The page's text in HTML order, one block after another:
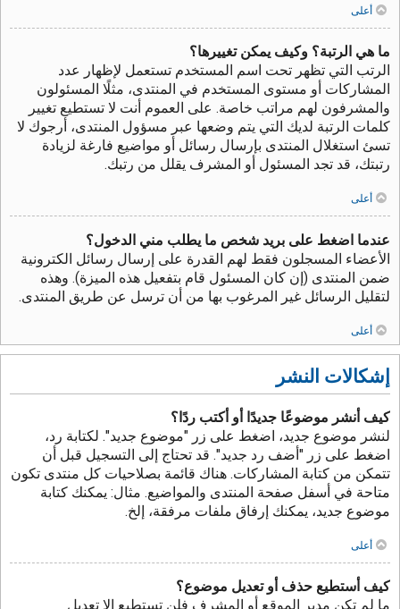
أعلى
ما هي الرتبة؟ وكيف يمكن تغييرها؟
الرتب التي تظهر تحت اسم المستخدم تستعمل لإظهار عدد
المشاركات أو مستوى المستخدم في المنتدى، مثلًا المسئولون
والمشرفون لهم مراتب خاصة. على العموم أنت لا تستطيع تغيير
كلمات الرتبة لديك التي يتم وضعها عبر مسؤول المنتدى، أرجوك لا
تسئ استغلال المنتدى بإرسال رسائل أو مواضيع فارغة لزيادة
رتبتك، قد تجد المسئول أو المشرف يقلل من رتبك.
أعلى
عندما اضغط على بريد شخص ما يطلب مني الدخول؟
الأعضاء المسجلون فقط لهم القدرة على إرسال رسائل الكترونية
ضمن المنتدى (إن كان المسئول قام بتفعيل هذه الميزة). وهذه
لتقليل الرسائل غير المرغوب بها من أن ترسل عن طريق المنتدى.
أعلى
إشكالات النشر
كيف أنشر موضوعًا جديدًا أو أكتب ردًا؟
لنشر موضوع جديد، اضغط على زر "موضوع جديد". لكتابة رد،
اضغط على زر "أضف رد جديد". قد تحتاج إلى التسجيل قبل أن
تتمكن من كتابة المشاركات. هناك قائمة بصلاحيات كل منتدى تكون
متاحة في أسفل صفحة المنتدى والمواضيع. مثال: يمكنك كتابة
موضوع جديد، يمكنك إرفاق ملفات مرفقة، إلخ.
أعلى
كيف أستطيع حذف أو تعديل موضوع؟
ما لم تكن مدير الموقع أو المشرف فلن تستطيع إلا تعديل